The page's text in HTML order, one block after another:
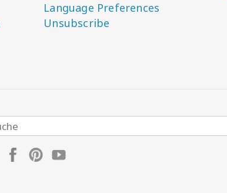
Language Preferences
Unsubscribe